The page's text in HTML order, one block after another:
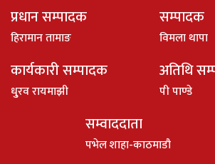
प्रधान सम्पादक
हिरामान तामाङ
सम्पादक
विमला थापा
कार्यकारी सम्पादक
धु्रव रायमाझी
अतिथि
पी पाण्डे
सम्वाददाता
पभेल शाहा-काठमाडौ